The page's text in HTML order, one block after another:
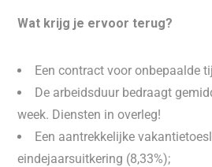
Wat krijg je ervoor terug?
Een contract voor onbepaalde
De arbeidsduur bedraagt
week. Diensten in overleg!
Een aantrekkelijke
eindejaarsuitkering (8,33%);